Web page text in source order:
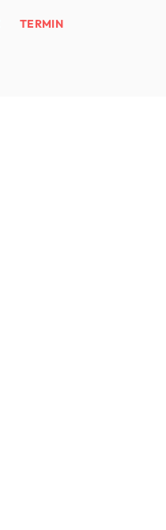
TERMIN